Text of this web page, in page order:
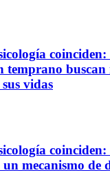
coinciden:
temprano
vidas
mecanismo de